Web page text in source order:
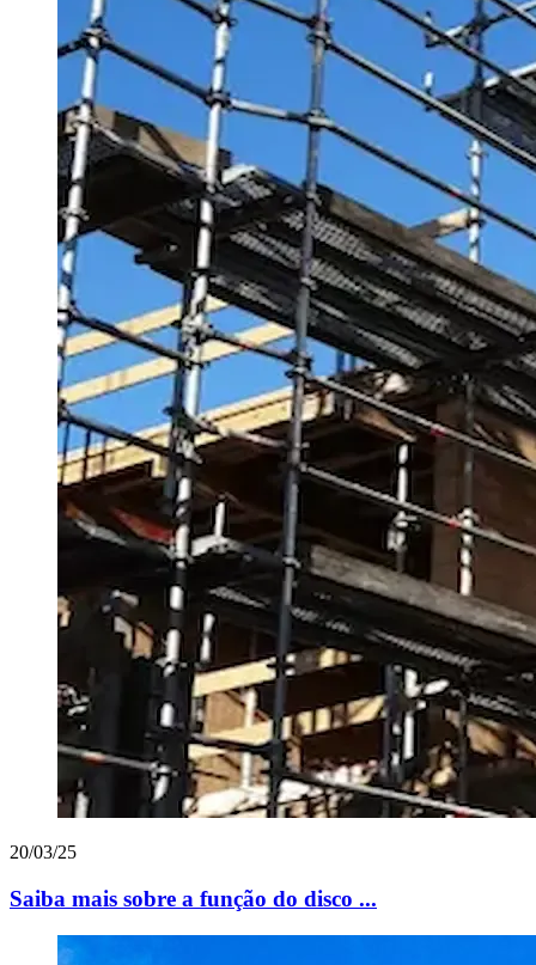
20/03/25
Saiba mais sobre a função do disco ...